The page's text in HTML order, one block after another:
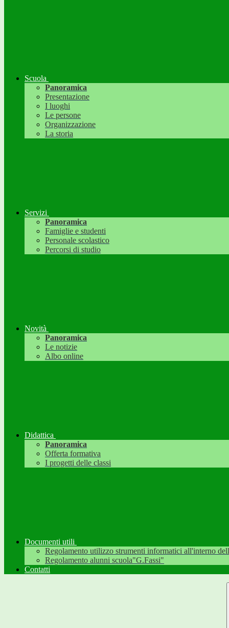
Scuola
Panoramica
Presentazione
I luoghi
Le persone
Organizzazione
La storia
Servizi
Panoramica
Famiglie e studenti
Personale scolastico
Percorsi di studio
Novità
Panoramica
Le notizie
Albo online
Didattica
Panoramica
Offerta formativa
I progetti delle classi
Documenti utili
Regolamento utilizzo strumenti informatici all'interno
Regolamento alunni scuola"G.Fassi"
Contatti